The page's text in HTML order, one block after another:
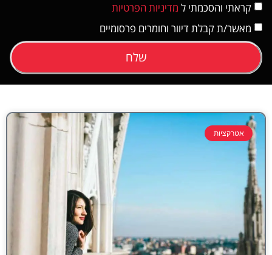
קראתי והסכמתי ל מדיניות הפרטיות
מאשר/ת קבלת דיוור וחומרים פרסומיים
שלח
אטרקציות